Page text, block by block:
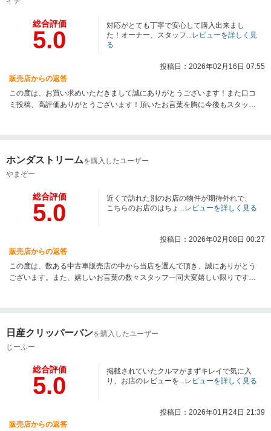
総合評価
5.0
対応がとても丁寧で安心して購入出来まし
た！オーナー、スタッフ...レビューを詳しく見
る
投稿日：2026年02月16日 07:55
販売店からの返答
この度は、お買い求めいただきまして誠にありがとうございます！また口コ
ミ投稿、高評価ありがとうございます！頂いたお言葉を胸に今後もスタッフ
ホンダストリームを購入したユーザー
やまぞー
総合評価
5.0
近くで訪れた別のお店の物件が期待外れで、
こちらのお店のはちょ...レビューを詳しく見る
投稿日：2026年02月08日 00:27
販売店からの返答
この度は、数ある中古車販売店の中から当店を選んで頂き、誠にありがとう
ございます。また、嬉しいお言葉の数々スタッフ一同大変嬉しい限りです。
日産クリッパーバンを購入したユーザー
じーふー
総合評価
5.0
掲載されていたクルマがまずキレイで気に入
り、お店のレビューを...レビューを詳しく見る
投稿日：2026年01月24日 21:39
販売店からの返答